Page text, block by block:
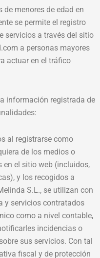
de menores de edad en
se permite el registro
servicios a través del sitio
a personas mayores
actuar en el tráfico
información registrada de
al registrarse como
de los medios o
el sitio web (incluidos,
y los recogidos a
S.L., se utilizan con
y servicios contratados
como a nivel contable,
incidencias o
sus servicios. Con tal
fiscal y de protección